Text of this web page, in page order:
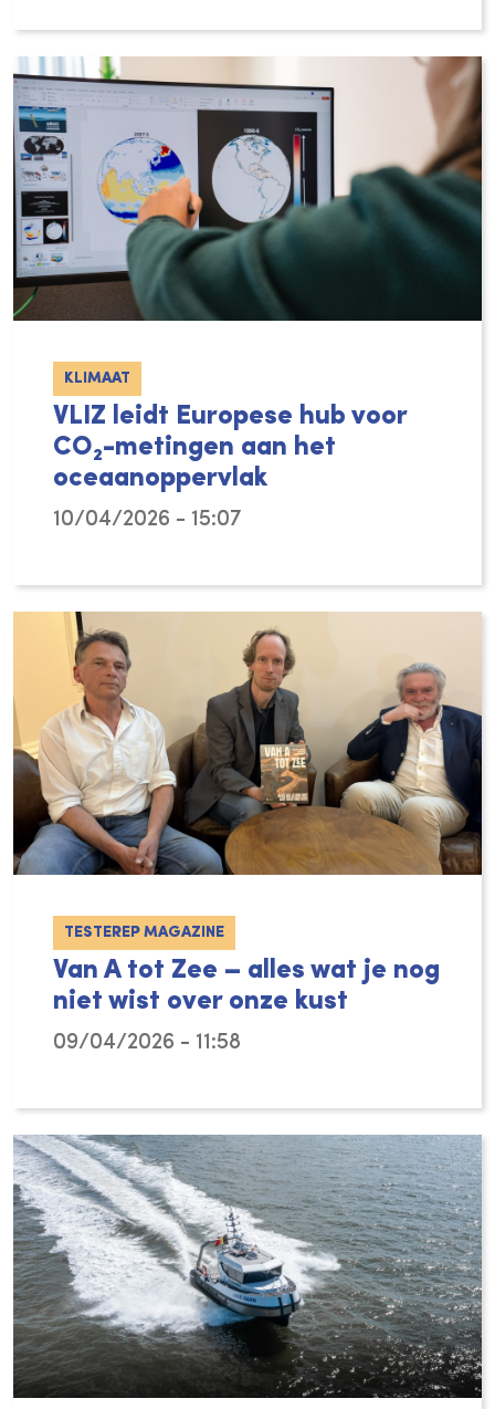
KLIMAAT
VLIZ leidt Europese hub voor
CO₂-metingen aan het
oceaanoppervlak
10/04/2026 - 15:07
TESTEREP MAGAZINE
Van A tot Zee – alles wat je nog
niet wist over onze kust
09/04/2026 - 11:58